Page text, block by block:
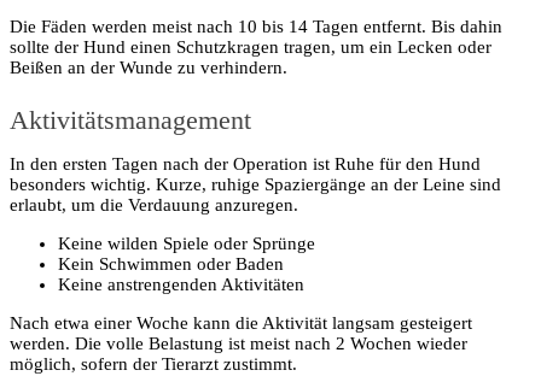
Die Fäden werden meist nach 10 bis 14 Tagen entfernt. Bis dahin
sollte der Hund einen Schutzkragen tragen, um ein Lecken oder
Beißen an der Wunde zu verhindern.
Aktivitätsmanagement
In den ersten Tagen nach der Operation ist Ruhe für den Hund
besonders wichtig. Kurze, ruhige Spaziergänge an der Leine sind
erlaubt, um die Verdauung anzuregen.
Keine wilden Spiele oder Sprünge
Kein Schwimmen oder Baden
Keine anstrengenden Aktivitäten
Nach etwa einer Woche kann die Aktivität langsam gesteigert
werden. Die volle Belastung ist meist nach 2 Wochen wieder
möglich, sofern der Tierarzt zustimmt.